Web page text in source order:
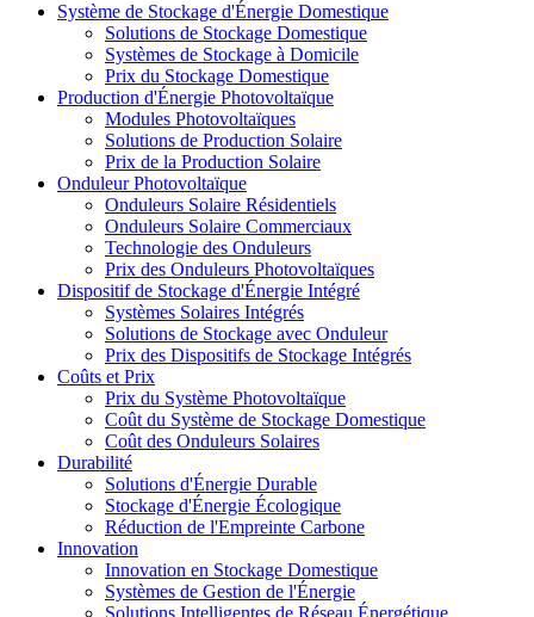
Système de Stockage d'Énergie Domestique
Solutions de Stockage Domestique
Systèmes de Stockage à Domicile
Prix du Stockage Domestique
Production d'Énergie Photovoltaïque
Modules Photovoltaïques
Solutions de Production Solaire
Prix de la Production Solaire
Onduleur Photovoltaïque
Onduleurs Solaire Résidentiels
Onduleurs Solaire Commerciaux
Technologie des Onduleurs
Prix des Onduleurs Photovoltaïques
Dispositif de Stockage d'Énergie Intégré
Systèmes Solaires Intégrés
Solutions de Stockage avec Onduleur
Prix des Dispositifs de Stockage Intégrés
Coûts et Prix
Prix du Système Photovoltaïque
Coût du Système de Stockage Domestique
Coût des Onduleurs Solaires
Durabilité
Solutions d'Énergie Durable
Stockage d'Énergie Écologique
Réduction de l'Empreinte Carbone
Innovation
Innovation en Stockage Domestique
Systèmes de Gestion de l'Énergie